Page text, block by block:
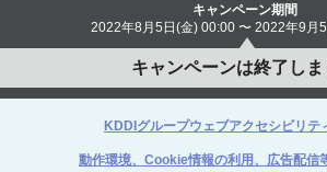
キャンペーン期間
2022年8月5日(金) 00:00 〜 2022年9月
キャンペーンは終了しま
KDDIグループウェブアクセシビリテ
動作環境、Cookie情報の利用、広告配信